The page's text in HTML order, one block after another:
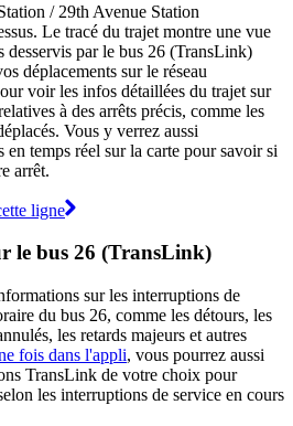
/ 29th Avenue Station
Le tracé du trajet montre une vue
desservis par le bus 26 (TransLink)
déplacements sur le réseau
voir les infos détaillées du trajet sur
à des arrêts précis, comme les
Vous y verrez aussi
en temps réel sur la carte pour savoir si
arrêt.
ligne
le bus 26 (TransLink)
sur les interruptions de
du bus 26, comme les détours, les
les retards majeurs et autres
fois dans l'appli, vous pourrez aussi
TransLink de votre choix pour
les interruptions de service en cours